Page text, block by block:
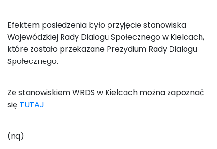
Efektem posiedzenia było przyjęcie stanowiska
Wojewódzkiej Rady Dialogu Społecznego w Kielcach,
które zostało przekazane Prezydium Rady Dialogu
Społecznego.
Ze stanowiskiem WRDS w Kielcach można zapoznać
się TUTAJ
(nq)